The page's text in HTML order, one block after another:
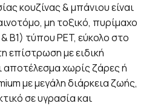
κουζίνας & μπάνιου είναι
μη τοξικό, πυρίμαχο
Β1) τύπου PET, εύκολο στο
επίστρωση με ειδική
αποτέλεσμα χωρίς ζάρες ή
με μεγάλη διάρκεια ζωής,
σε υγρασία και